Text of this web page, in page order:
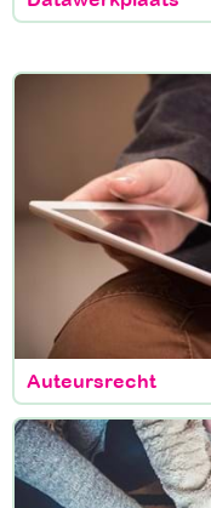
Auteursrecht